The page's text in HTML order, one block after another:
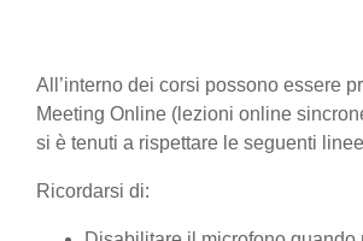
All’interno dei corsi possono essere
Meeting Online (lezioni online
si è tenuti a rispettare le seguenti
Ricordarsi di: